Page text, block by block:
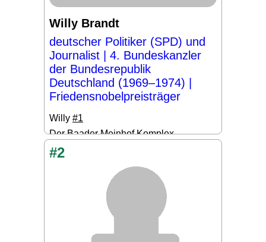
Willy Brandt
deutscher Politiker (SPD) und
Journalist | 4. Bundeskanzler
der Bundesrepublik
Deutschland (1969–1974) |
Friedensnobelpreisträger
Willy #1
Der Baader Meinhof Komplex
#2